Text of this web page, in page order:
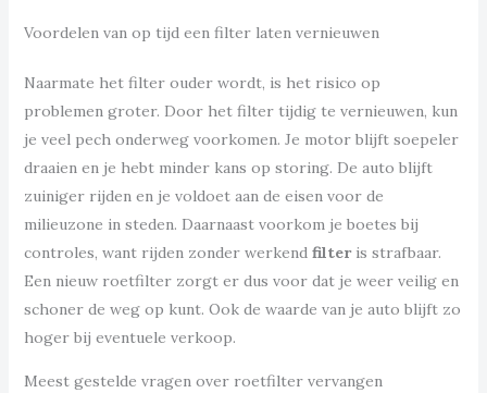
Voordelen van op tijd een filter laten vernieuwen
Naarmate het filter ouder wordt, is het risico op
problemen groter. Door het filter tijdig te vernieuwen, kun
je veel pech onderweg voorkomen. Je motor blijft soepeler
draaien en je hebt minder kans op storing. De auto blijft
zuiniger rijden en je voldoet aan de eisen voor de
milieuzone in steden. Daarnaast voorkom je boetes bij
controles, want rijden zonder werkend filteris strafbaar.
Een nieuw roetfilter zorgt er dus voor dat je weer veilig en
schoner de weg op kunt. Ook de waarde van je auto blijft zo
hoger bij eventuele verkoop.
Meest gestelde vragen over roetfilter vervangen